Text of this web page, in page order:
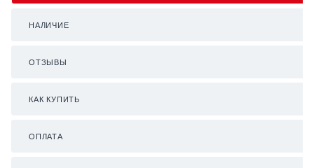
НАЛИЧИЕ
ОТЗЫВЫ
КАК КУПИТЬ
ОПЛАТА